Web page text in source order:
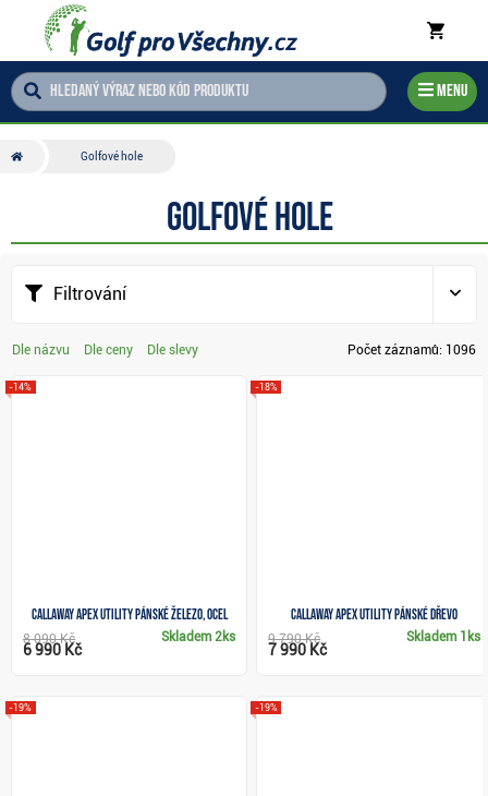
Menu
Golfové hole
Golfové hole
Filtrování
Dle názvu Dle ceny Dle slevy Počet záznamů: 1096
Callaway Apex Utility pánské železo, ocel
-14%
Skladem2ks
8 090 Kč
6 990 Kč
Callaway Apex Utility pánské dřevo
-18%
Skladem 1ks
9 790 Kč
7 990 Kč
-19% -19%